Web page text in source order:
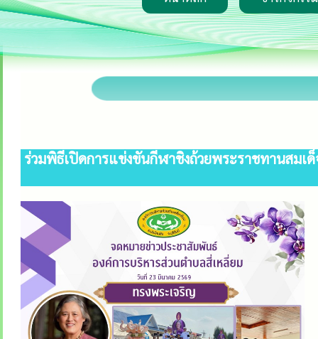
ร่วมพิธีเปิดการแข่งขันกีฬาชิงถ้วยพระราชทานสมเ